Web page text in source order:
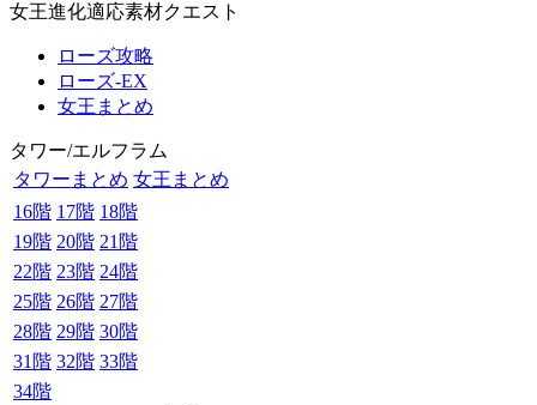
女王進化適応素材クエスト
ローズ攻略
ローズ-EX
女王まとめ
タワー/エルフラム
タワーまとめ 女王まとめ
16階 17階 18階
19階 20階 21階
22階 23階 24階
25階 26階 27階
28階 29階 30階
31階 32階 33階
34階